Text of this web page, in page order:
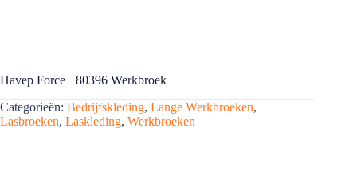
Havep Force+ 80396 Werkbroek
Categorieën: Bedrijfskleding, Lange Werkbroeken,
Lasbroeken, Laskleding, Werkbroeken